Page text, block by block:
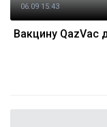
06.09 15:43
Вакцину QazVac